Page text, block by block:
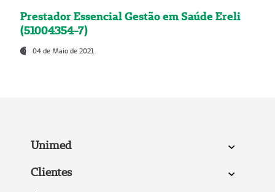
Prestador Essencial Gestão em Saúde Ereli
(51004354-7)
04 de Maio de 2021
Unimed
Clientes